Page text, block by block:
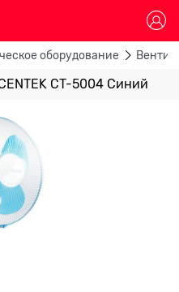
оборудование
CT-5004 Синий